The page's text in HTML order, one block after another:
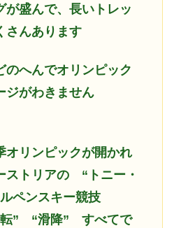
が盛んで、長いトレッ
さんあります
のへんでオリンピック
ジがわきません
オリンピックが開かれ
ストリアの “トニー・
ペンスキー競技
” “滑降” すべてで